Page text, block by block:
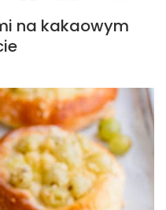
na kakaowym